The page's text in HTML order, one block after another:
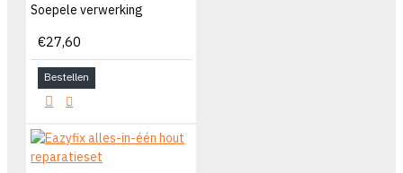
Soepele verwerking
€27,60
Bestellen